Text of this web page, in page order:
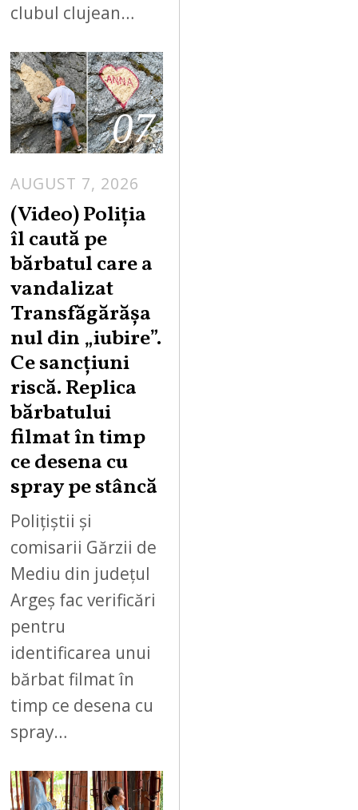
clubul clujean…
07
AUGUST 7, 2026
G
S
7
,
(Video) Poliția
îl caută pe
bărbatul care a
vandalizat
Transfăgărășa
nul din „iubire”.
Ce sancțiuni
riscă. Replica
bărbatului
filmat în timp
ce desena cu
spray pe stâncă
Polițiștii și
comisarii Gărzii de
Mediu din județul
Argeș fac verificări
pentru
identificarea unui
bărbat filmat în
timp ce desena cu
spray…